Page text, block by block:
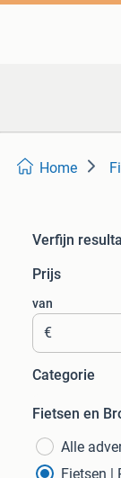
Home
Verfijn
Prijs
van
€
Categorie
Fietsen en
Alle
Fietsen |